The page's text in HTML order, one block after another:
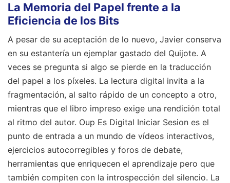
La Memoria del Papel frente a la
Eficiencia de los Bits
A pesar de su aceptación de lo nuevo, Javier conserva
en su estantería un ejemplar gastado del Quijote. A
veces se pregunta si algo se pierde en la traducción
del papel a los píxeles. La lectura digital invita a la
fragmentación, al salto rápido de un concepto a otro,
mientras que el libro impreso exige una rendición total
al ritmo del autor. Oup Es Digital Iniciar Sesion es el
punto de entrada a un mundo de vídeos interactivos,
ejercicios autocorregibles y foros de debate,
herramientas que enriquecen el aprendizaje pero que
también compiten con la introspección del silencio. La